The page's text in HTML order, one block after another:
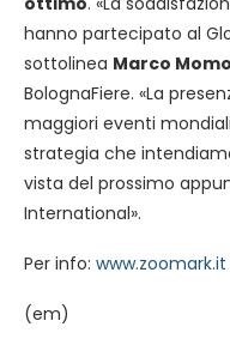
hanno partecipato al
sottolinea Marco
BolognaFiere. «La
maggiori eventi
strategia che
vista del prossimo
International».
Per info: www.zoomark.it
(em)